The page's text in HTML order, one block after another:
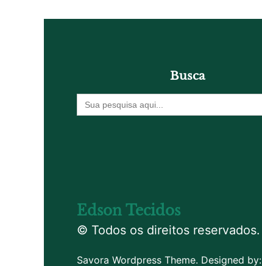
Busca
Procurar
por:
Edson Tecidos
© Todos os direitos reservados.
Savora Wordpress Theme. Designed by: